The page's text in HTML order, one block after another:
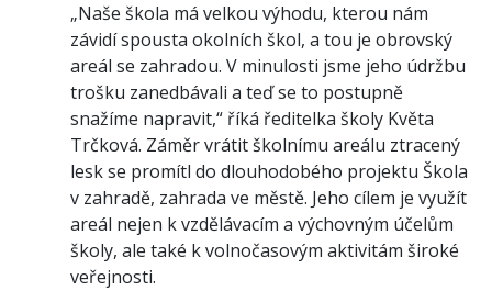
„Naše škola má velkou výhodu, kterou nám
závidí spousta okolních škol, a tou je obrovský
areál se zahradou. V minulosti jsme jeho údržbu
trošku zanedbávali a teď se to postupně
snažíme napravit,“ říká ředitelka školy Květa
Trčková. Záměr vrátit školnímu areálu ztracený
lesk se promítl do dlouhodobého projektu Škola
v zahradě, zahrada ve městě. Jeho cílem je využít
areál nejen k vzdělávacím a výchovným účelům
školy, ale také k volnočasovým aktivitám široké
veřejnosti.